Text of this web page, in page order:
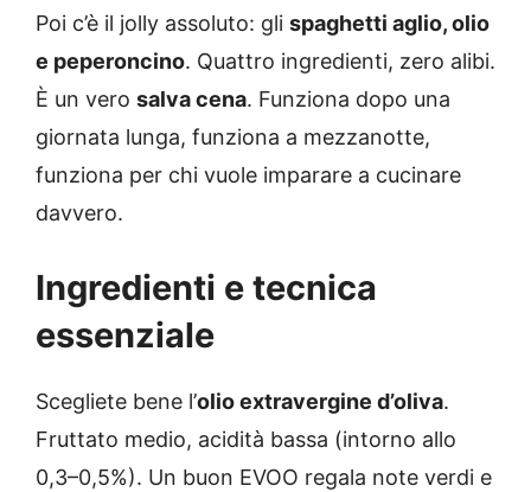
Poi c’è il jolly assoluto: gli spaghetti aglio, olio
e peperoncino. Quattro ingredienti, zero alibi.
È un vero salva cena. Funziona dopo una
giornata lunga, funziona a mezzanotte,
funziona per chi vuole imparare a cucinare
davvero.
Ingredienti e tecnica
essenziale
Scegliete bene l’olio extravergine d’oliva.
Fruttato medio, acidità bassa (intorno allo
0,3–0,5%). Un buon EVOO regala note verdi e